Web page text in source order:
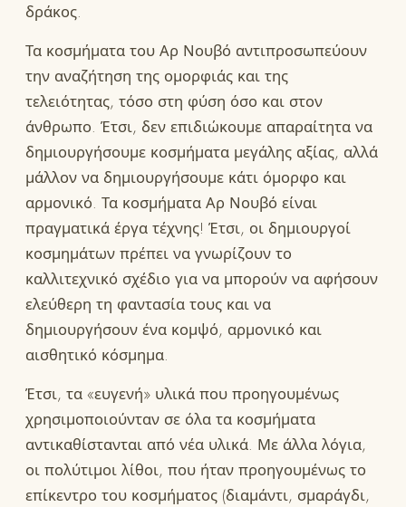
δράκος.
Τα κοσμήματα του Αρ Νουβό αντιπροσωπεύουν
την αναζήτηση της ομορφιάς και της
τελειότητας, τόσο στη φύση όσο και στον
άνθρωπο. Έτσι, δεν επιδιώκουμε απαραίτητα να
δημιουργήσουμε κοσμήματα μεγάλης αξίας, αλλά
μάλλον να δημιουργήσουμε κάτι όμορφο και
αρμονικό. Τα κοσμήματα Αρ Νουβό είναι
πραγματικά έργα τέχνης! Έτσι, οι δημιουργοί
κοσμημάτων πρέπει να γνωρίζουν το
καλλιτεχνικό σχέδιο για να μπορούν να αφήσουν
ελεύθερη τη φαντασία τους και να
δημιουργήσουν ένα κομψό, αρμονικό και
αισθητικό κόσμημα.
Έτσι, τα «ευγενή» υλικά που προηγουμένως
χρησιμοποιούνταν σε όλα τα κοσμήματα
αντικαθίστανται από νέα υλικά. Με άλλα λόγια,
οι πολύτιμοι λίθοι, που ήταν προηγουμένως το
επίκεντρο του κοσμήματος (διαμάντι, σμαράγδι,